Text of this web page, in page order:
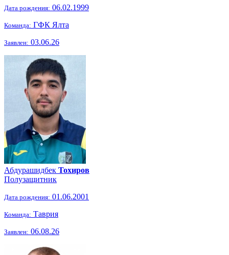
Дата рождения: 06.02.1999
Команда: ГФК Ялта
Заявлен: 03.06.26
Абдурашидбек Тохиров
Полузащитник
Дата рождения: 01.06.2001
Команда: Таврия
Заявлен: 06.08.26